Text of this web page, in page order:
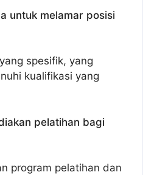
untuk melamar posisi
spesifik, yang
kualifikasi yang
pelatihan bagi
program pelatihan dan